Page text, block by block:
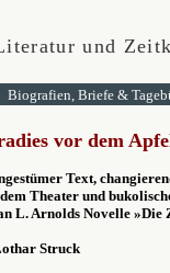
und
Biografien, Briefe &
vor dem
Text,
Theater und
L. Arnolds Novelle »Die
Struck